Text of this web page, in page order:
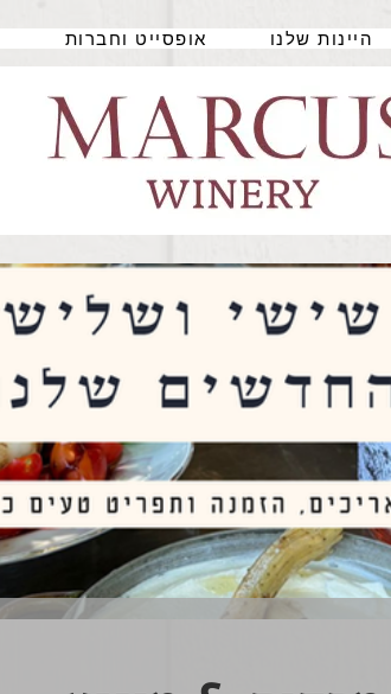
אופסייט וחברות היינות שלנו